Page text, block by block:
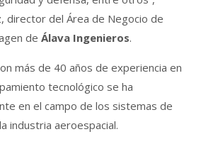
director del Área de Negocio de
de Álava Ingenieros.
más de 40 años de experiencia en
tecnológico se ha
en el campo de los sistemas de
industria aeroespacial.